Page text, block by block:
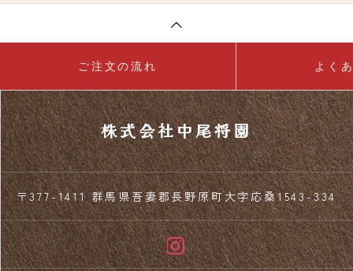
ご注文の流れ よく
株式会社中尾将園
〒377-1411 群馬県吾妻郡長野原町大字応桑1543-334